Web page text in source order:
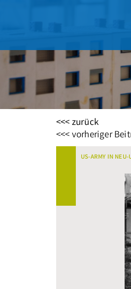
<<< zurück
<<< vorheriger
US-ARMY IN NEU-